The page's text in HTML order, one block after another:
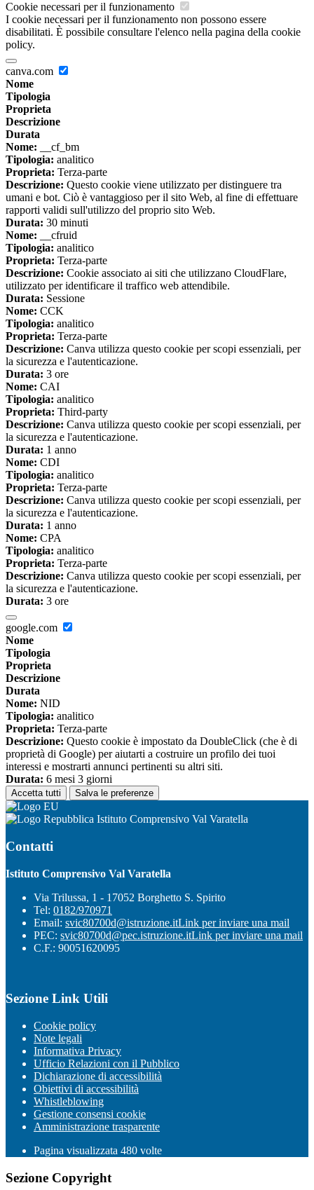
Cookie necessari per il funzionamento
I cookie necessari per il funzionamento non possono essere
disabilitati. È possibile consultare l'elenco nella pagina della cookie
policy.
canva.com
Nome
Tipologia
Proprieta
Descrizione
Durata
Nome: __cf_bm
Tipologia: analitico
Proprieta: Terza-parte
Descrizione: Questo cookie viene utilizzato per distinguere tra
umani e bot. Ciò è vantaggioso per il sito Web, al fine di effettuare
rapporti validi sull'utilizzo del proprio sito Web.
Durata: 30 minuti
Nome: __cfruid
Tipologia: analitico
Proprieta: Terza-parte
Descrizione: Cookie associato ai siti che utilizzano CloudFlare,
utilizzato per identificare il traffico web attendibile.
Durata: Sessione
Nome: CCK
Tipologia: analitico
Proprieta: Terza-parte
Descrizione: Canva utilizza questo cookie per scopi essenziali, per
la sicurezza e l'autenticazione.
Durata: 3 ore
Nome: CAI
Tipologia: analitico
Proprieta: Third-party
Descrizione: Canva utilizza questo cookie per scopi essenziali, per
la sicurezza e l'autenticazione.
Durata: 1 anno
Nome: CDI
Tipologia: analitico
Proprieta: Terza-parte
Descrizione: Canva utilizza questo cookie per scopi essenziali, per
la sicurezza e l'autenticazione.
Durata: 1 anno
Nome: CPA
Tipologia: analitico
Proprieta: Terza-parte
Descrizione: Canva utilizza questo cookie per scopi essenziali, per
la sicurezza e l'autenticazione.
Durata: 3 ore
google.com
Nome
Tipologia
Proprieta
Descrizione
Durata
Nome: NID
Tipologia: analitico
Proprieta: Terza-parte
Descrizione: Questo cookie è impostato da DoubleClick (che è di
proprietà di Google) per aiutarti a costruire un profilo dei tuoi
interessi e mostrarti annunci pertinenti su altri siti.
Durata: 6 mesi 3 giorni
Accetta tutti Salva le preferenze
Istituto Comprensivo Val Varatella
Contatti
Istituto Comprensivo Val Varatella
Via Trilussa, 1 - 17052 Borghetto S. Spirito
Tel: 0182/970971
Email: svic80700d@istruzione.itLink per inviare una mail
PEC: svic80700d@pec.istruzione.itLink per inviare una mail
C.F.: 90051620095
Sezione Link Utili
Cookie policy
Note legali
Informativa Privacy
Ufficio Relazioni con il Pubblico
Dichiarazione di accessibilità
Obiettivi di accessibilità
Whistleblowing
Gestione consensi cookie
Amministrazione trasparente
Pagina visualizzata 480 volte
Sezione Copyright